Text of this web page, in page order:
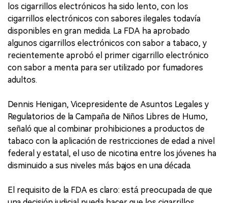
los cigarrillos electrónicos ha sido lento, con los
cigarrillos electrónicos con sabores ilegales todavía
disponibles en gran medida. La FDA ha aprobado
algunos cigarrillos electrónicos con sabor a tabaco, y
recientemente aprobó el primer cigarrillo electrónico
con sabor a menta para ser utilizado por fumadores
adultos.
Dennis Henigan, Vicepresidente de Asuntos Legales y
Regulatorios de la Campaña de Niños Libres de Humo,
señaló que al combinar prohibiciones a productos de
tabaco con la aplicación de restricciones de edad a nivel
federal y estatal, el uso de nicotina entre los jóvenes ha
disminuido a sus niveles más bajos en una década.
El requisito de la FDA es claro: está preocupada de que